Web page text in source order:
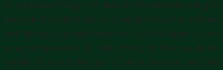
chứng khoán chúng mình đưa ra trên đây, mong rằng đã
giúp bạn hiểu phần nào về 2 loại giá này để có thể biết
cách đầu tư và hạn chế được mức lỗ tối đa. Ngoài ra, bạn
cũng nên quan tâm tới nhiều thông tin khác của doanh
nghiệp để có thể định giá cổ phiếu chính xác hơn, bởi